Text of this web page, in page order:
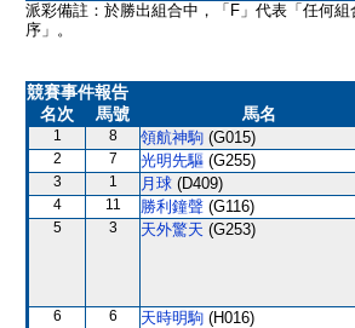
派彩備註：於勝出組合中，「F」代表「任何
序」。
競賽事件報告
名次
馬號 馬名
1 8 領航神駒 (G015)
2 7 光明先驅 (G255)
3 1 月球 (D409)
4 11 勝利鐘聲 (G116)
5 3 天外驚天 (G253)
6 6 天時明駒 (H016)